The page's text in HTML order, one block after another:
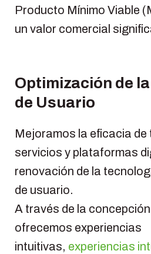
Producto Mínimo Viable
un valor comercial
Optimización de
de Usuario
Mejoramos la eficacia
servicios y plataformas
renovación de la
de usuario.
A través de la
ofrecemos experiencias
intuitivas, experiencias